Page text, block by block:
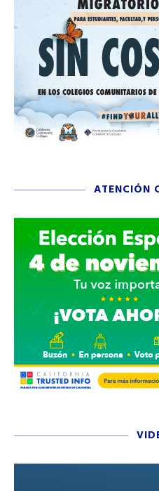
ATENCIÓN